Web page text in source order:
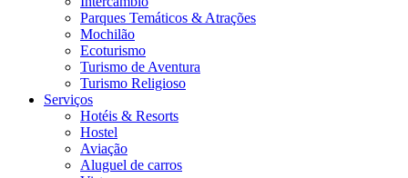
Parques Temáticos & Atrações
Mochilão
Ecoturismo
Turismo de Aventura
Turismo Religioso
Serviços
Hotéis & Resorts
Hostel
Aviação
Aluguel de carros